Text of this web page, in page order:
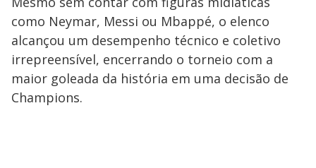
como Neymar, Messi ou Mbappé, o elenco
alcançou um desempenho técnico e coletivo
irrepreensível, encerrando o torneio com a
maior goleada da história em uma decisão de
Champions.